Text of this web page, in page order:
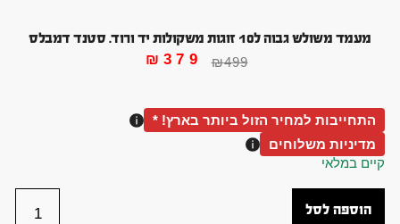
מעמד משולש גבוה ל10 זוגות משקולות יד ורוד. סטנד דמבלס
₪499
₪ 379
התחייבות למחיר הזול ביותר בארץ! *
מדיניות משלוחים
קיים במלאי
הוספה לסל